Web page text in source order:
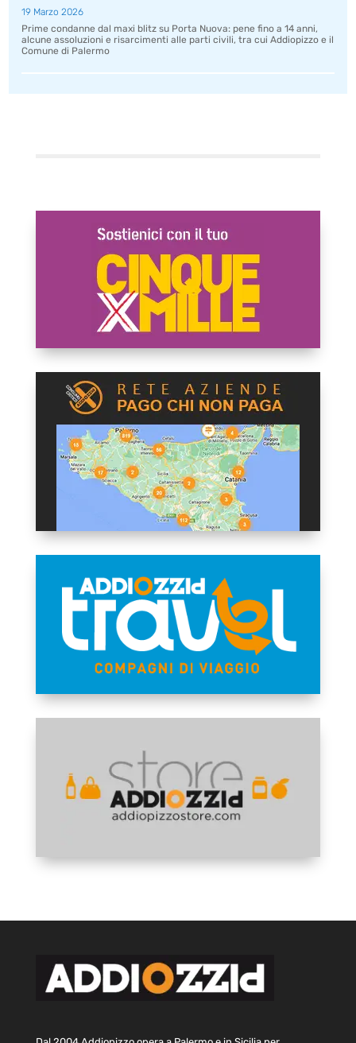
19 Marzo 2026
Prime condanne dal maxi blitz su Porta Nuova: pene fino a 14 anni,
alcune assoluzioni e risarcimenti alle parti civili, tra cui Addiopizzo e il
Comune di Palermo